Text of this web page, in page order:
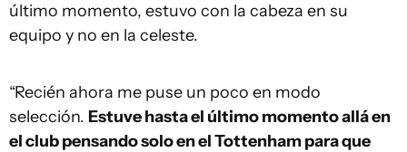
último momento, estuvo con la cabeza en su
equipo y no en la celeste.
“Recién ahora me puse un poco en modo
selección. Estuve hasta el último momento allá en
el club pensando solo en el Tottenham para que